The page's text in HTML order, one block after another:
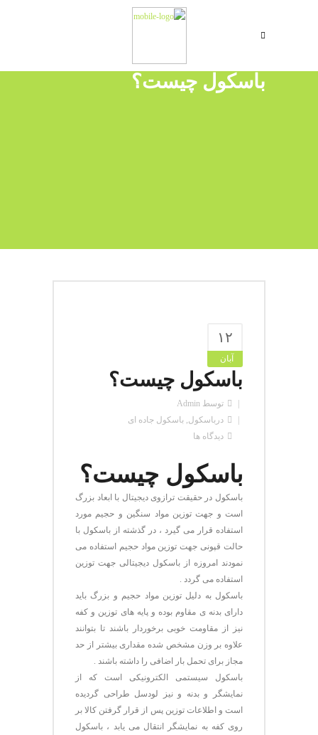
باسکول چیست؟
۱۲
آبان
باسکول چیست؟
توسط Admin
در باسکول, باسکول جاده ای
دیدگاه ها
باسکول چیست؟
باسکول در حقیقت ترازوی دیجیتال با ابعاد بزرگ
است و جهت توزین مواد سنگین و حجیم مورد
استفاده قرار می گیرد ، در گذشته از باسکول با
حالت قپونی جهت توزین مواد حجیم استفاده می
نمودند امروزه از باسکول دیجیتالی جهت توزین
استفاده می گردد .
باسکول به دلیل توزین مواد حجیم و بزرگ باید
دارای بدنه ی مقاوم بوده و پایه های توزین و کفه
نیز از مقاومت خوبی برخوردار باشند تا بتوانند
علاوه بر وزن مشخص شده مقداری بیشتر از حد
مجاز برای تحمل بار اضافی را داشته باشند .
باسکول سیستمی الکترونیکی است که از
نمایشگر و بدنه و نیز لودسل طراحی گردیده
است و اطلاعات توزین پس از قرار گرفتن کالا بر
روی کفه به نمایشگر انتقال می یابد ، باسکول